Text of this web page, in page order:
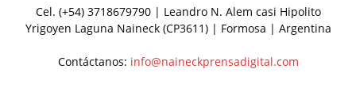
Cel. (+54) 3718679790 | Leandro N. Alem casi Hipolito
Yrigoyen Laguna Naineck (CP3611) | Formosa | Argentina
Contáctanos: info@naineckprensadigital.com